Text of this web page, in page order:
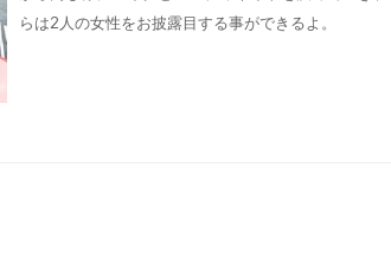
らは2人の女性をお披露目する事ができるよ。